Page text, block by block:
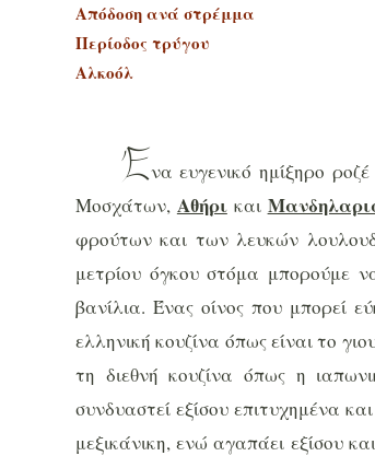
Απόδοση ανά στρέμμα
Περίοδος τρύγου
Αλκοόλ
Ένα ευγενικό ημίξηρο
Μοσχάτων, Αθήρικαι
φρούτων και των λευκών
μετρίου όγκου στόμα μπορούμε
βανίλια. Ένας οίνος που μπορεί
ελληνική κουζίνα όπως είναι το
τη διεθνή κουζίνα όπως η
συνδυαστεί εξίσου επιτυχημένα
μεξικάνικη, ενώ αγαπάει εξίσου